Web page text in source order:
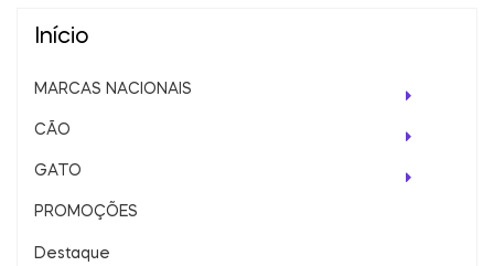
Início
MARCAS NACIONAIS
CÃO
GATO
PROMOÇÕES
Destaque